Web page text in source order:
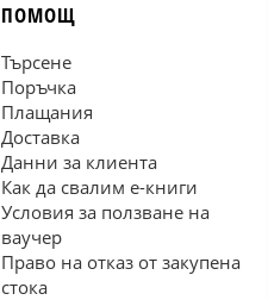
ПОМОЩ
Търсене
Поръчка
Плащания
Доставка
Данни за клиента
Как да свалим е-книги
Условия за ползване на
ваучер
Право на отказ от закупена
стока